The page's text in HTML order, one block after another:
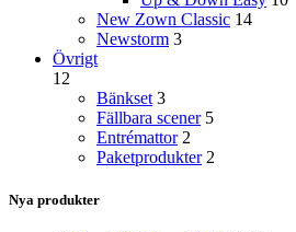
New Zown Classic 14
Newstorm 3
Övrigt
12
Bänkset 3
Fällbara scener 5
Entrémattor 2
Paketprodukter 2
Nya produkter